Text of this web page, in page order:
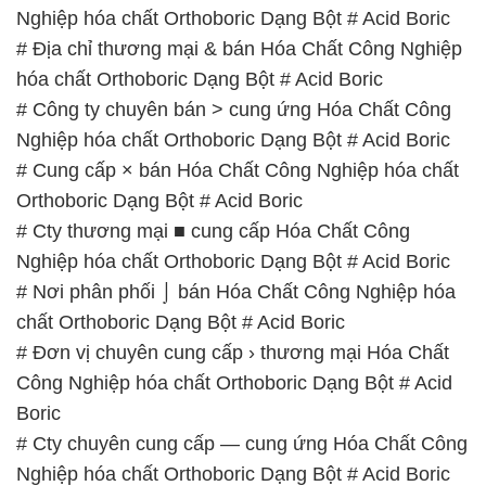
Nghiệp hóa chất Orthoboric Dạng Bột # Acid Boric
# Địa chỉ thương mại & bán Hóa Chất Công Nghiệp
hóa chất Orthoboric Dạng Bột # Acid Boric
# Công ty chuyên bán > cung ứng Hóa Chất Công
Nghiệp hóa chất Orthoboric Dạng Bột # Acid Boric
# Cung cấp × bán Hóa Chất Công Nghiệp hóa chất
Orthoboric Dạng Bột # Acid Boric
# Cty thương mại ■ cung cấp Hóa Chất Công
Nghiệp hóa chất Orthoboric Dạng Bột # Acid Boric
# Nơi phân phối ⌡ bán Hóa Chất Công Nghiệp hóa
chất Orthoboric Dạng Bột # Acid Boric
# Đơn vị chuyên cung cấp › thương mại Hóa Chất
Công Nghiệp hóa chất Orthoboric Dạng Bột # Acid
Boric
# Cty chuyên cung cấp — cung ứng Hóa Chất Công
Nghiệp hóa chất Orthoboric Dạng Bột # Acid Boric